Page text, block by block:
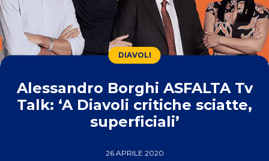
DIAVOLI
Alessandro Borghi ASFALTA Tv
Talk: ‘A Diavoli critiche sciatte,
superficiali’
26 APRILE 2020